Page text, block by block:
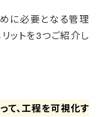
に必要となる管理
ットを3つご紹介し
て、工程を可視化す